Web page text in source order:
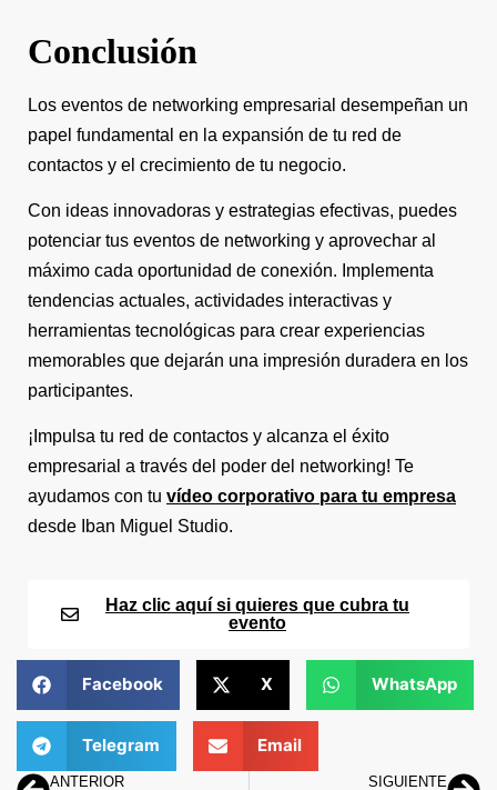
Conclusión
Los eventos de networking empresarial desempeñan un
papel fundamental en la expansión de tu red de
contactos y el crecimiento de tu negocio.
Con ideas innovadoras y estrategias efectivas, puedes
potenciar tus eventos de networking y aprovechar al
máximo cada oportunidad de conexión. Implementa
tendencias actuales, actividades interactivas y
herramientas tecnológicas para crear experiencias
memorables que dejarán una impresión duradera en los
participantes.
¡Impulsa tu red de contactos y alcanza el éxito
empresarial a través del poder del networking! Te
ayudamos con tu vídeo corporativo para tu empresa
desde Iban Miguel Studio.
Haz clic aquí si quieres que cubra tu
evento
Facebook X WhatsApp
Telegram Email
ANTERIOR SIGUIENTE